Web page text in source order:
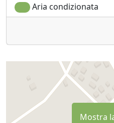
Aria condizionata
Mostra